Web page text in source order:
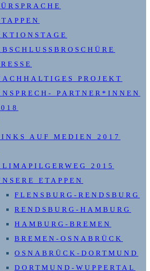
PROJEKT
PARTNER*INNEN
AUF MEDIEN 2017
2015
ETAPPEN
FLENSBURG-RENDSBURG
RENDSBURG-HAMBURG
HAMBURG-BREMEN
BREMEN-OSNABRÜCK
OSNABRÜCK-DORTMUND
DORTMUND-WUPPERTAL